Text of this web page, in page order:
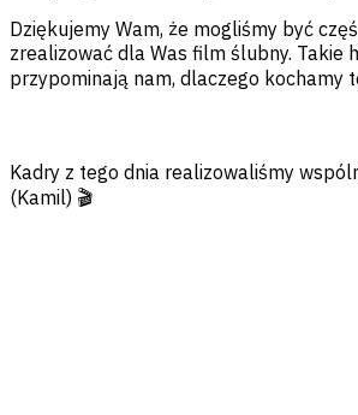
Dziękujemy Wam, że mogliśmy być
zrealizować dla Was film ślubny. Takie
przypominają nam, dlaczego kochamy
Kadry z tego dnia realizowaliśmy
(Kamil) 🎬